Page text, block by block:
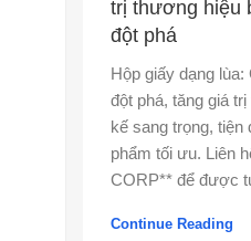
trị thương hiệu
đột phá
Hộp giấy dạng lùa:
đột phá, tăng giá
kế sang trọng, tiện
phẩm tối ưu. Liên
CORP** để được
Continue Reading